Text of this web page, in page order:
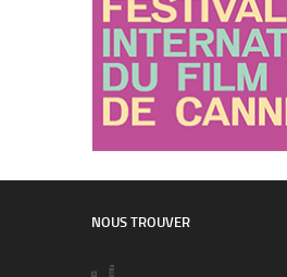
NOUS TROUVER